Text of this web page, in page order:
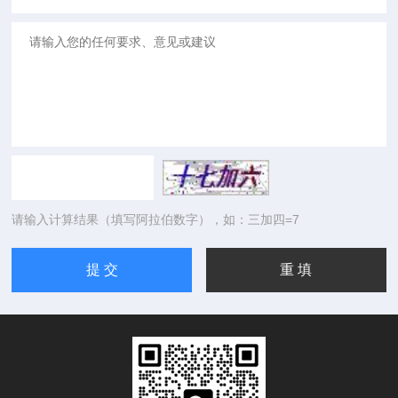
请输入计算结果（填写阿拉伯数字），如：三加四=7